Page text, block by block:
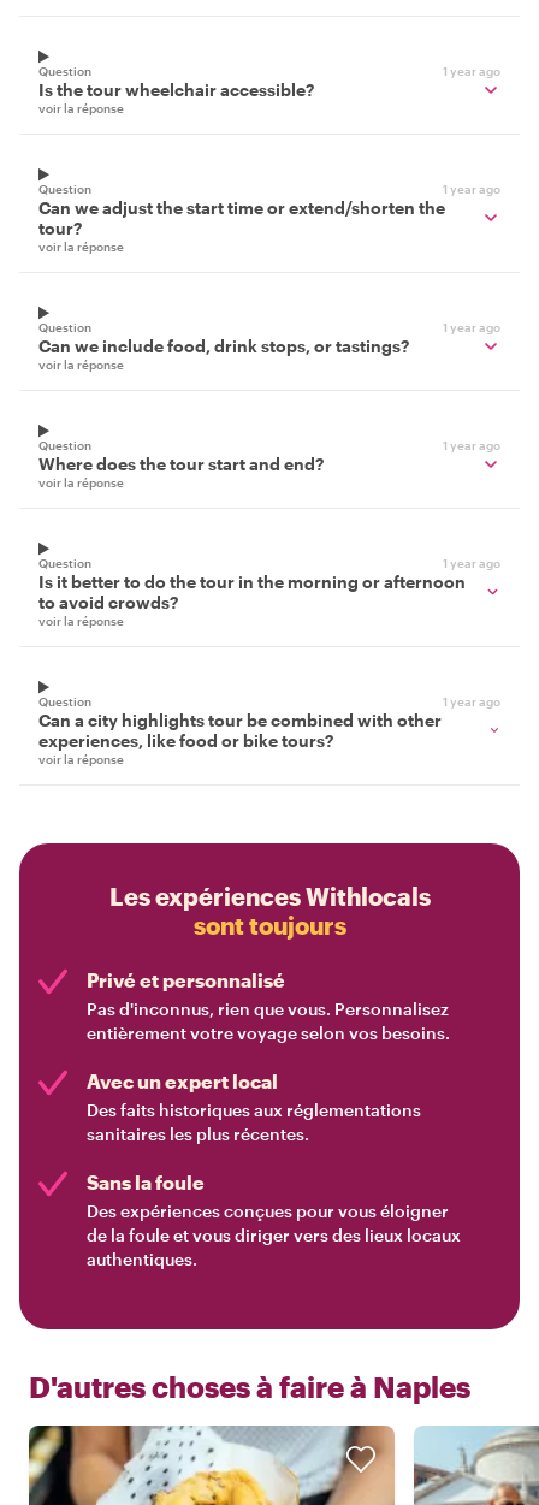
Question 1 year ago
Is the tour wheelchair accessible?
voir la réponse
Question 1 year ago
Can we adjust the start time or extend/shorten the
tour?
voir la réponse
Question 1 year ago
Can we include food, drink stops, or tastings?
voir la réponse
Question 1 year ago
Where does the tour start and end?
voir la réponse
Question 1 year ago
Is it better to do the tour in the morning or afternoon
to avoid crowds?
voir la réponse
Question 1 year ago
Can a city highlights tour be combined with other
experiences, like food or bike tours?
voir la réponse
Les expériences Withlocals
sont toujours
Privé et personnalisé
Pas d'inconnus, rien que vous. Personnalisez
entièrement votre voyage selon vos besoins.
Avec un expert local
Des faits historiques aux réglementations
sanitaires les plus récentes.
Sans la foule
Des expériences conçues pour vous éloigner
de la foule et vous diriger vers des lieux locaux
authentiques.
D'autres choses à faire à Naples